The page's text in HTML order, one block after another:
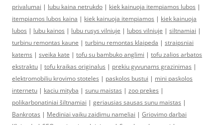
privalumai | lubu kaina netrukdo | kiek kainuoja itempiamos lubos |
itempiamos lubos kaina | kiek kainuoja itempiamos | kiek kainuoja
lubos | lubu kainos | lubu rusys vilniuje | lubos vilniuje | siltnamiai |
turbinu remontas kaune | turbinu remontas klaipeda | straipsniai
katems | sveika kate | tofu su bambuko anglimi | tofu zalios arbatos
ekstraktu | tofu kraikas originalus | prekiu gyvunams grazinimas |
elektromobiliu krovimo stoteles | paskolos bustui | mini paskolos
internetu | kaciu mityba | sunu maistas | zoo prekes |
polikarbonatiniai šiltnamiai | geriausias sausas sunu maistas |
Bankrotas | Mediniai vaiku zaidimu nameliai | Griovimo darbai